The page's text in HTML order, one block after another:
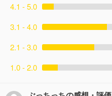
4.1 - 5.0
3.1 - 4.0
2.1 - 3.0
1.0 - 2.0